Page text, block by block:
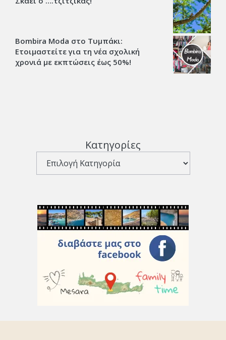
Bombira Moda στο Τυμπάκι:
Ετοιμαστείτε για τη νέα σχολική
χρονιά με εκπτώσεις έως 50%!
Κατηγορίες